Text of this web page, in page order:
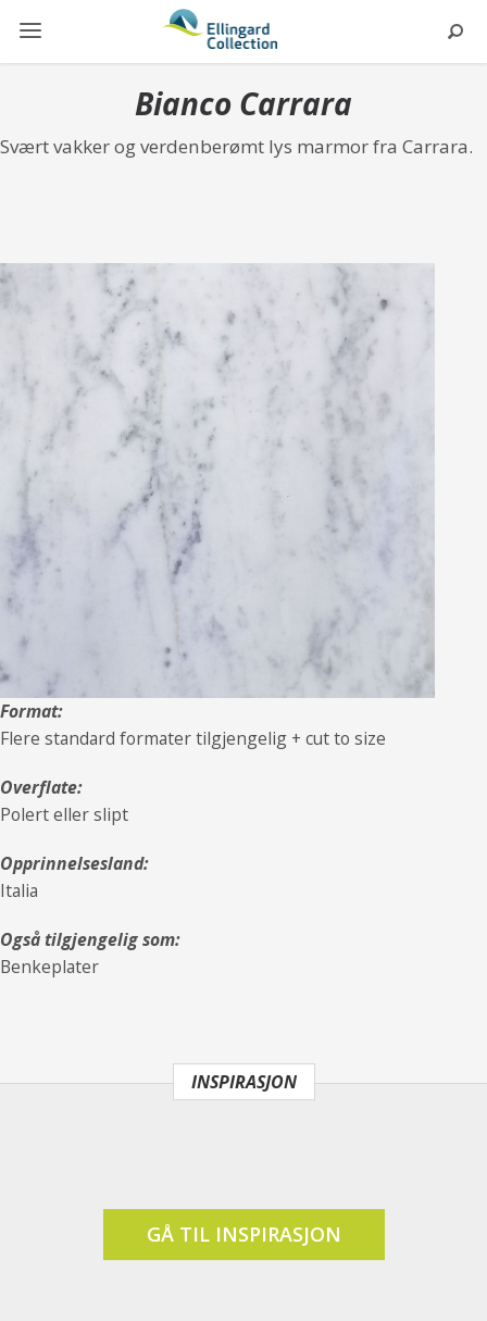
Bianco Carrara
Svært vakker og verdenberømt lys marmor fra Carrara.
Format:
Flere standard formater tilgjengelig + cut to size
Overflate:
Polert eller slipt
Opprinnelsesland:
Italia
Også tilgjengelig som:
Benkeplater
INSPIRASJON
GÅ TIL INSPIRASJON